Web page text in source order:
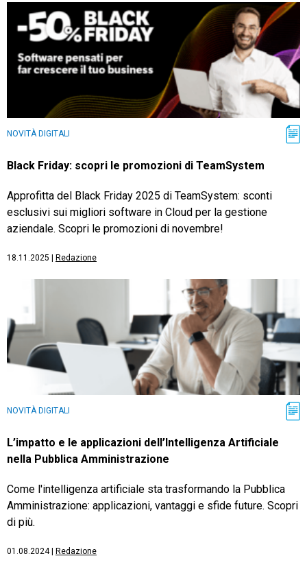
NOVITÀ DIGITALI
Black Friday: scopri le promozioni di TeamSystem
Approfitta del Black Friday 2025 di TeamSystem: sconti
esclusivi sui migliori software in Cloud per la gestione
aziendale. Scopri le promozioni di novembre!
18.11.2025 Redazione
NOVITÀ DIGITALI
L’impatto e le applicazioni dell’Intelligenza Artificiale
nella Pubblica Amministrazione
Come l'intelligenza artificiale sta trasformando la Pubblica
Amministrazione: applicazioni, vantaggi e sfide future. Scopri
di più.
01.08.2024| Redazione